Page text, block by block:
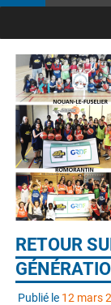
RETOUR
Publié le 12 mars